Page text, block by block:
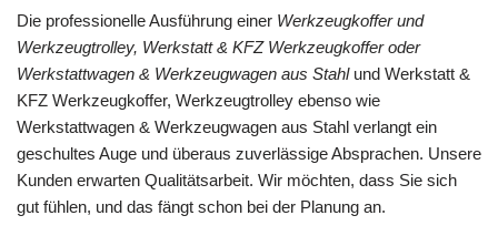
Die professionelle Ausführung einer Werkzeugkoffer und
Werkzeugtrolley, Werkstatt & KFZ Werkzeugkoffer oder
Werkstattwagen & Werkzeugwagen aus Stahlund Werkstatt &
KFZ Werkzeugkoffer, Werkzeugtrolley ebenso wie
Werkstattwagen & Werkzeugwagen aus Stahl verlangt ein
geschultes Auge und überaus zuverlässige Absprachen. Unsere
Kunden erwarten Qualitätsarbeit. Wir möchten, dass Sie sich
gut fühlen, und das fängt schon bei der Planung an.